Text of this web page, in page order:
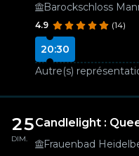
Barockschloss
4.9 (14)
20:30
Autre(s)
25
DIM.
Candlelight :
Frauenbad